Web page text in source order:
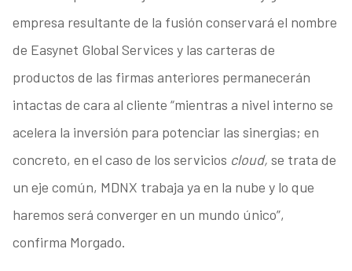
empresa resultante de la fusión conservará el nombre
de Easynet Global Services y las carteras de
productos de las firmas anteriores permanecerán
intactas de cara al cliente “mientras a nivel interno se
acelera la inversión para potenciar las sinergias; en
concreto, en el caso de los servicios cloud, se trata de
un eje común, MDNX trabaja ya en la nube y lo que
haremos será converger en un mundo único”,
confirma Morgado.